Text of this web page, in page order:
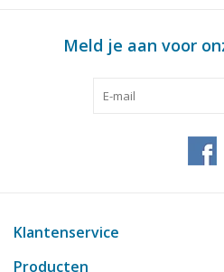
Meld je aan voor
Klantenservice
Producten